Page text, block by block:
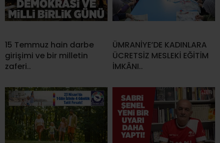
15 Temmuz hain darbe
girişimi ve bir milletin
zaferi..
ÜMRANİYE’DE KADINLARA
ÜCRETSİZ MESLEKİ EĞİTİM
İMKÂNI..